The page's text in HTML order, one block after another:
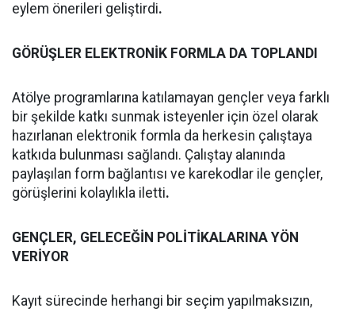
eylem önerileri geliştirdi.
GÖRÜŞLER ELEKTRONİK FORMLA DA TOPLANDI
Atölye programlarına katılamayan gençler veya farklı
bir şekilde katkı sunmak isteyenler için özel olarak
hazırlanan elektronik formla da herkesin çalıştaya
katkıda bulunması sağlandı. Çalıştay alanında
paylaşılan form bağlantısı ve karekodlar ile gençler,
görüşlerini kolaylıkla iletti.
GENÇLER, GELECEĞİN POLİTİKALARINA YÖN
VERİYOR
Kayıt sürecinde herhangi bir seçim yapılmaksızın,